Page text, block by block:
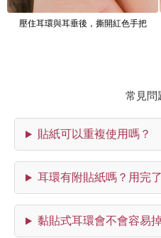
壓住耳環與耳垂後，撕開紅色手把
常見問
貼紙可以重複使用嗎？
耳環有附貼紙嗎？用完
黏貼式耳環會不會容易